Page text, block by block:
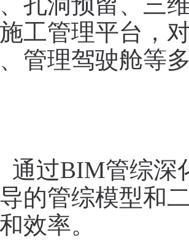
孔洞预留、三
工管理平台，
管理驾驶舱等
过BIM管综深
的管综模型和
效率。